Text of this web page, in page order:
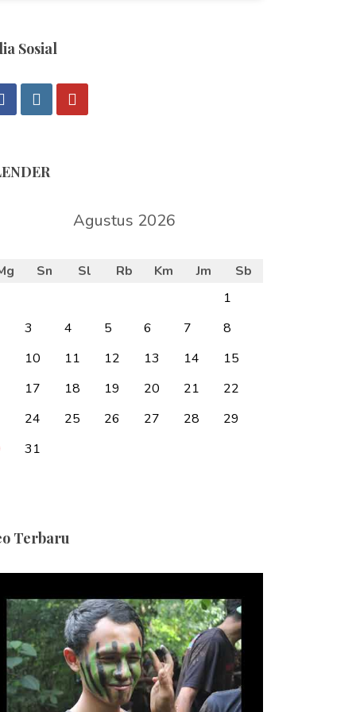
Sosial
Agustus 2026
Sn Sl Rb Km Jm
Sb
1
3 4 5 6 7
8
10 11 12 13 14
15
17 18 19 20 21
22
24 25 26 27 28
29
31
Terbaru